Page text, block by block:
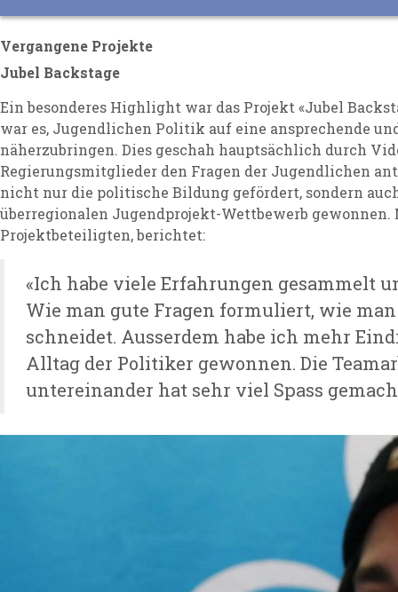
Vergangene Projekte
Jubel Backstage
Ein besonderes Highlight war das Projekt «Jubel
war es, Jugendlichen Politik auf eine ansprechende
näherzubringen. Dies geschah hauptsächlich durch
Regierungsmitglieder den Fragen der Jugendlichen
nicht nur die politische Bildung gefördert, sondern
überregionalen Jugendprojekt-Wettbewerb gewonnen.
Projektbeteiligten, berichtet:
«Ich habe viele Erfahrungen gesammelt
Wie man gute Fragen formuliert, wie
schneidet. Ausserdem habe ich mehr
Alltag der Politiker gewonnen. Die
untereinander hat sehr viel Spass